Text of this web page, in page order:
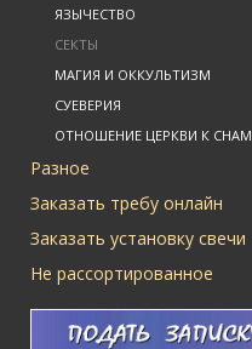
ЯЗЫЧЕСТВО
СЕКТЫ
МАГИЯ И ОККУЛЬТИЗМ
СУЕВЕРИЯ
ОТНОШЕНИЕ ЦЕРКВИ К СНАМ
Разное
Заказать требу онлайн
Заказать установку свечи
Не рассортированное